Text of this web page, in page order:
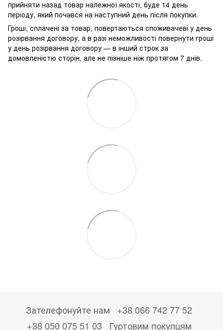
прийняти назад товар належної якості, буде 14 день
періоду, який почався на наступний день після покупки.
Гроші, сплачені за товар, повертаються споживачеві у день
розірвання договору, а в разі неможливості повернути гроші
у день розірвання договору — в інший строк за
домовленістю сторін, але не пізніше ніж протягом 7 днів.
Зателефонуйте нам
+38 066 742 77 52
+38 050 075 51 03
Гуртовим покупцям